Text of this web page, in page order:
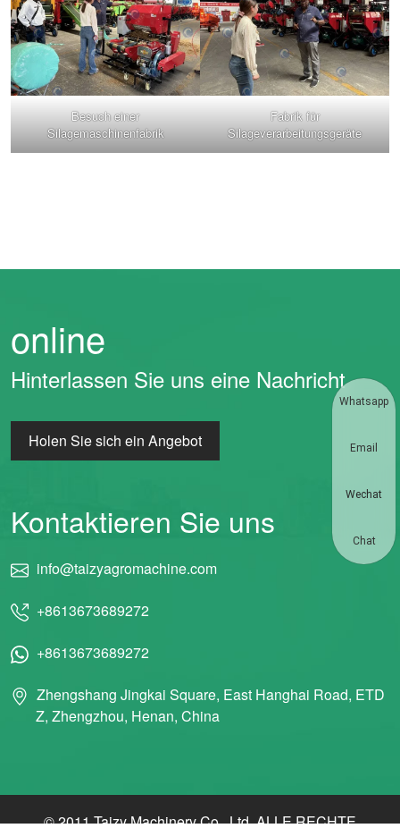
Besuch einer
Silagemaschinenfabrik
Fabrik für
Silageverarbeitungsgeräte
online
Hinterlassen Sie uns eine Nachricht
Holen Sie sich ein Angebot
Kontaktieren Sie uns
info@taizyagromachine.com
+8613673689272
+8613673689272
Zhengshang Jingkai Square, East Hanghai Road, ETD
Z, Zhengzhou, Henan, China
© 2011 Taizy Machinery Co., Ltd. ALLE RECHTE
Whatsapp
Email
Wechat
Chat